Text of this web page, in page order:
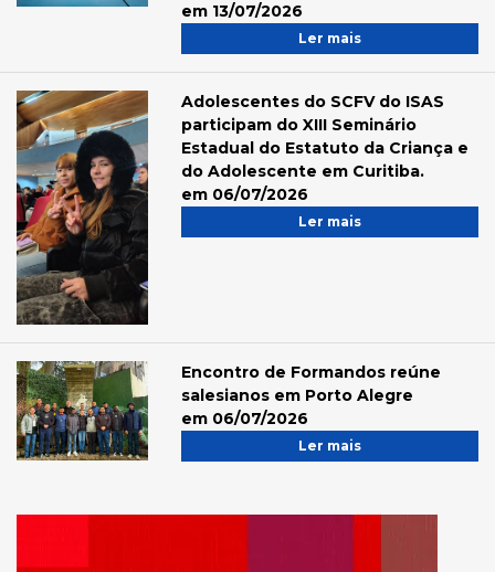
em 13/07/2026
Ler mais
Adolescentes do SCFV do ISAS
participam do XIII Seminário
Estadual do Estatuto da Criança e
do Adolescente em Curitiba.
em 06/07/2026
Ler mais
Encontro de Formandos reúne
salesianos em Porto Alegre
em 06/07/2026
Ler mais